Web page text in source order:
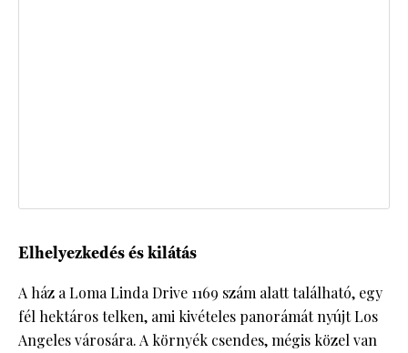
Elhelyezkedés és kilátás
A ház a Loma Linda Drive 1169 szám alatt található, egy
fél hektáros telken, ami kivételes panorámát nyújt Los
Angeles városára. A környék csendes, mégis közel van